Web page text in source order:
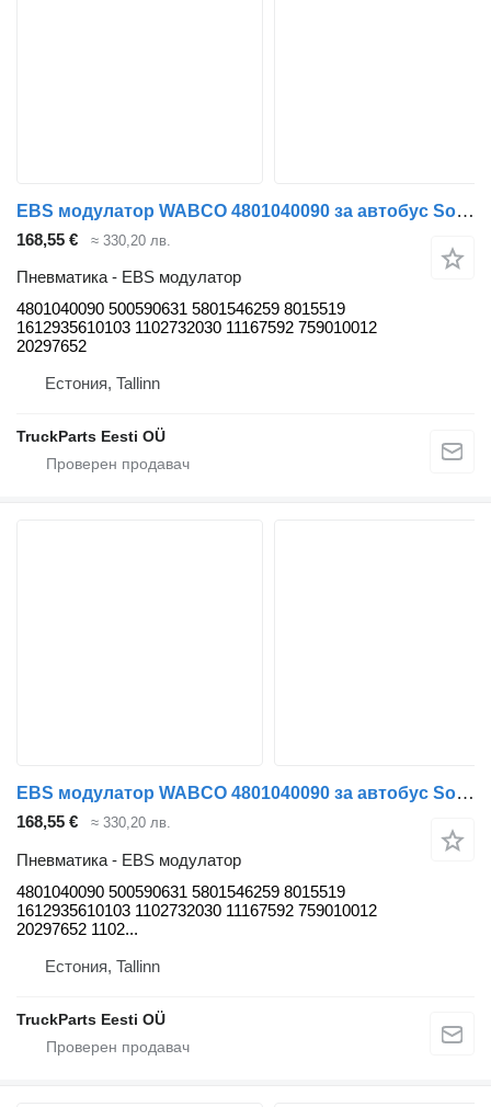
EBS модулатор WABCO 4801040090 за автобус Solaris Urbino, Alpino, Vacanza (1999-)
168,55 € ≈ 330,20 лв.
Пневматика - EBS модулатор
4801040090 500590631 5801546259 8015519
1612935610103 1102732030 11167592 759010012
20297652
Естония, Tallinn
TruckParts Eesti OÜ
EBS модулатор WABCO 4801040090 за автобус Solaris Urbino, Alpino, Vacanza (1999-)
168,55 € ≈ 330,20 лв.
Пневматика - EBS модулатор
4801040090 500590631 5801546259 8015519
1612935610103 1102732030 11167592 759010012
20297652 1102...
Естония, Tallinn
TruckParts Eesti OÜ